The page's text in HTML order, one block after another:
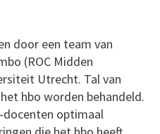
door een team van
(ROC Midden
Utrecht. Tal van
hbo worden behandeld.
docenten optimaal